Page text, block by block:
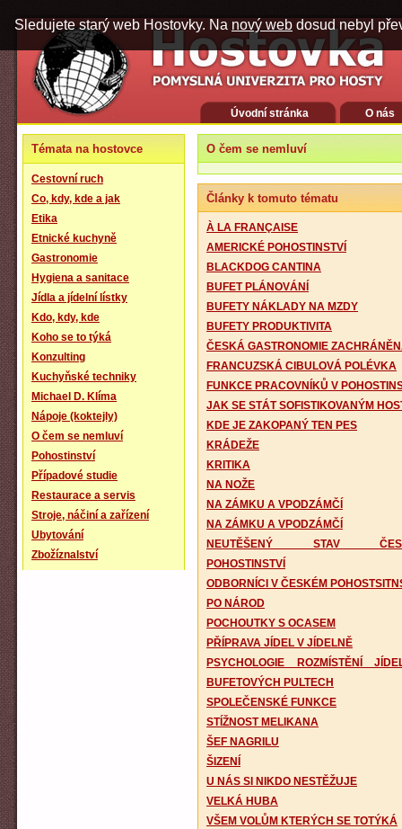
Sledujete starý web Hostovky. Na nový web dosud nebyl
Úvodní stránka O nás
Témata na hostovce
Cestovní ruch
Co, kdy, kde a jak
Etika
Etnické kuchyně
Gastronomie
Hygiena a sanitace
Jídla a jídelní lístky
Kdo, kdy, kde
Koho se to týká
Konzulting
Kuchyňské techniky
Michael D. Klíma
Nápoje (koktejly)
O čem se nemluví
Pohostinství
Případové studie
Restaurace a servis
Stroje, náčiní a zařízení
Ubytování
Zbožíznalství
O čem se nemluví
Články k tomuto tématu
À LA FRANÇAISE
AMERICKÉ POHOSTINSTVÍ
BLACKDOG CANTINA
BUFET PLÁNOVÁNÍ
BUFETY NÁKLADY NA MZDY
BUFETY PRODUKTIVITA
ČESKÁ GASTRONOMIE
FRANCUZSKÁ CIBULOVÁ POLÉVKA
FUNKCE PRACOVNÍKŮ V
JAK SE STÁT SOFISTIKOVANÝM
KDE JE ZAKOPANÝ TEN PES
KRÁDEŽE
KRITIKA
NA NOŽE
NA ZÁMKU A VPODZÁMČÍ
NA ZÁMKU A VPODZÁMČÍ
NEUTĚŠENÝ STAV
POHOSTINSTVÍ
ODBORNÍCI V ČESKÉM
PO NÁROD
POCHOUTKY S OCASEM
PŘÍPRAVA JÍDEL V JÍDELNĚ
PSYCHOLOGIE ROZMÍSTĚNÍ
BUFETOVÝCH PULTECH
SPOLEČENSKÉ FUNKCE
STÍŽNOST MELIKANA
ŠEF NAGRILU
ŠIZENÍ
U NÁS SI NIKDO NESTĚŽUJE
VELKÁ HUBA
VŠEM VOLŮM KTERÝCH SE TOTÝKÁ